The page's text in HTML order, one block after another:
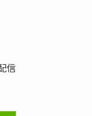
信